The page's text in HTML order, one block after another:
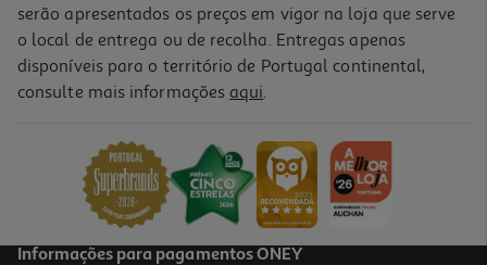
Livro Sou Trix! Nas Férias - Matemática - 3º Ano
PVP de editor
serão apresentados os preços em vigor na loja que serve
o local de entrega ou de recolha. Entregas apenas
disponíveis para o território de Portugal continental,
consulte mais informações aqui.
Informações para pagamentos ONEY